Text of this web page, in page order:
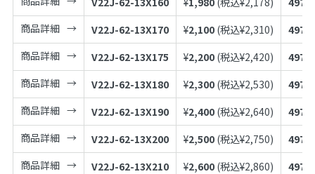
商品詳細
V22J-62-13X170 ¥2,100 (税込¥2,310)
商品詳細
V22J-62-13X175 ¥2,200 (税込¥2,420)
商品詳細
V22J-62-13X180 ¥2,300 (税込¥2,530)
商品詳細
V22J-62-13X190 ¥2,400 (税込¥2,640)
商品詳細
V22J-62-13X200 ¥2,500 (税込¥2,750)
商品詳細
V22J-62-13X210 ¥2,600 (税込¥2,860)